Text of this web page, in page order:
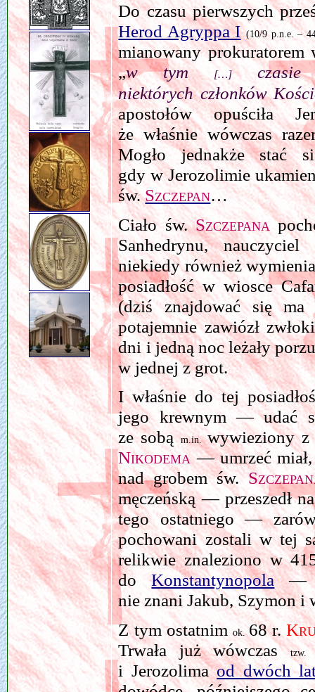
Do czasu pierwszych
Herod Agryppa I (10/9 p.n.e. –
mianowany
„w tym […]czasie
niektórych członków
apostołów opuściła
że właśnie wówczas
Mogło jednakże
gdy w Jerozolimie
św.Szczepan…
Ciało św.Szczepana
Sanhedrynu,
niekiedy również
posiadłość w wiosce
(dziś znajdować się
potajemnie zawiózł
dni i jedną noc leżały
w jednej z grot.
I właśnie do tej
jego krewnym — udać
ze sobąm.in.wywieziony
Nikodema— umrzeć miał,
nad grobem św.
męczeńską — przeszedł
tego ostatniego —
pochowani zostali w tej
relikwie znaleziono w
doKonstantynopola—
nie znani Jakub, Szymon i
Z tym ostatnim ok. 68 r.
Trwała już wówczas
i Jerozolimaod dwóch